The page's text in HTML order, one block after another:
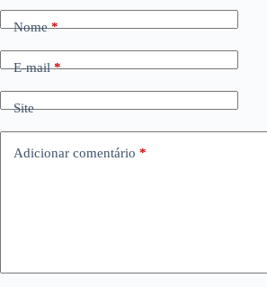
Nome*
E-mail*
Site
Adicionar comentário *